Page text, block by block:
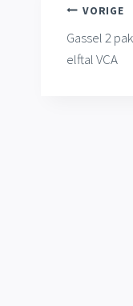
VORIGE
Gassel 2
elftal VCA